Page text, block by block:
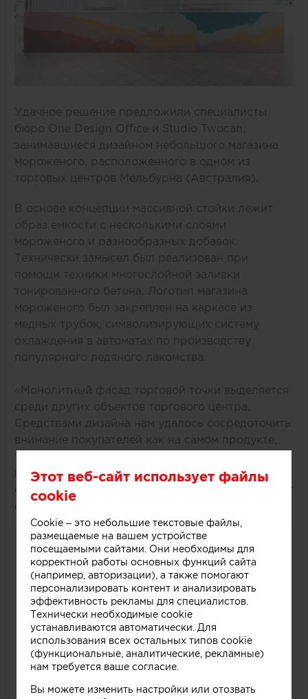
Удачное решение предложили специалисты
бюро One Design Office и Studio Twocan,
занимавшиеся дизайном небольшого магазина
мороженого, расположенного в одном из
торговых центров Мельбурна (Австралия).
В основе концепции массивной стойки лежит
образ емкости с несколькими слоями
мороженого и разнообразных добавок.
Технически замысел был реализован при
помощи техники многослойной заливки
тонированного бетона. Логотип магазина
мороженого был закреплен на каркасе из
медных трубок, символизирующих систему
охлаждения в автоматах по производству
популярного ледяного лакомства.
«Монолитный фасад торговой точки выделяется
среди других объектов торгового центра.
Средствами дизайна нам удалось сосредоточить
внимание покупателей как на самом продукте,
так и на производственном процессе, в основе
которого перемешивание слоев фруктов, ягод,
орехов и ароматических добавок», рассказывают
авторы этого небольшого проекта.
Этот веб-сайт использует файлы
cookie
Cookie – это небольшие текстовые файлы,
размещаемые на вашем устройстве
посещаемыми сайтами. Они необходимы для
корректной работы основных функций сайта
(например, авторизации), а также помогают
персонализировать контент и анализировать
эффективность рекламы для специалистов.
Технически необходимые cookie
устанавливаются автоматически. Для
использования всех остальных типов cookie
(функциональные, аналитические, рекламные)
нам требуется ваше согласие.
Вы можете изменить настройки или отозвать